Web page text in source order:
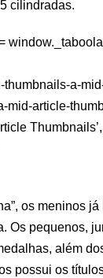
cilindradas.
thumbnails-a-
mid-article-
Thumbnails’,
os meninos
Os pequenos,
além
possui os